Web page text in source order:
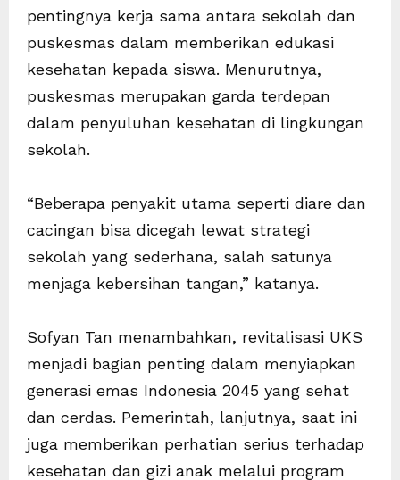
pentingnya kerja sama antara sekolah dan
puskesmas dalam memberikan edukasi
kesehatan kepada siswa. Menurutnya,
puskesmas merupakan garda terdepan
dalam penyuluhan kesehatan di lingkungan
sekolah.
“Beberapa penyakit utama seperti diare dan
cacingan bisa dicegah lewat strategi
sekolah yang sederhana, salah satunya
menjaga kebersihan tangan,” katanya.
Sofyan Tan menambahkan, revitalisasi UKS
menjadi bagian penting dalam menyiapkan
generasi emas Indonesia 2045 yang sehat
dan cerdas. Pemerintah, lanjutnya, saat ini
juga memberikan perhatian serius terhadap
kesehatan dan gizi anak melalui program